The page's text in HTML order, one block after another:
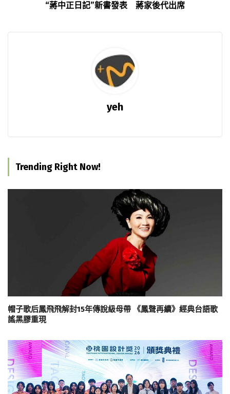
“蔣中正日記”新書發表 蔣家後代出席
yeh
Trending Right Now!
帽子歌后鳳飛飛解封15年傳說級母帶 《鳳聲再續》經典台語歌
謠黑膠重現